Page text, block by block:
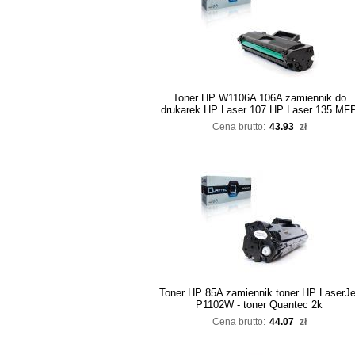
Toner HP W1106A 106A zamiennik do
drukarek HP Laser 107 HP Laser 135
Cena brutto: 43.93 zł
Toner HP 85A zamiennik toner HP
P1102W - toner Quantec 2k
Cena brutto: 44.07 zł